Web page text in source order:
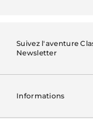
Suivez l'aventure
Newsletter
Informations